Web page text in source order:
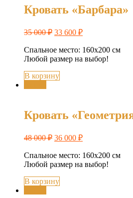
Кровать «Барбара»
35 000₽ 33 600 ₽
Спальное место: 160х200 см
Любой размер на выбор!
В корзину
Кровать
48 000₽ 36 000 ₽
Спальное место: 160х200 см
Любой размер на выбор!
В корзину